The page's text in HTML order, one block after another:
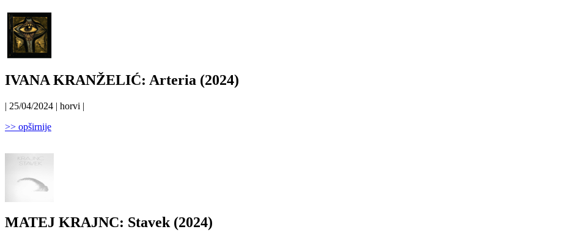
IVANA KRANŽELIĆ: Arteria (2024)
| 25/04/2024 | horvi |
>> opširnije
MATEJ KRAJNC: Stavek (2024)